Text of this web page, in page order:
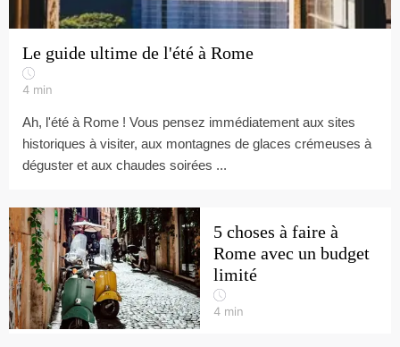
Le guide ultime de l'été à Rome
4 min
Ah, l'été à Rome ! Vous pensez immédiatement aux sites
historiques à visiter, aux montagnes de glaces crémeuses à
déguster et aux chaudes soirées ...
5 choses à faire à
Rome avec un budget
limité
4 min